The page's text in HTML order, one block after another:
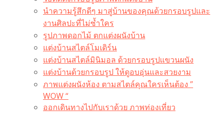
นำความรู้สึกดีๆ มาสู่บ้านของคุณด้วยกรอบรูปและ
งานศิลปะที่ไม่ซ้ำใคร
รูปภาพดอกไม้ ตกแต่งผนังบ้าน
แต่งบ้านสไตล์โมเดิร์น
แต่งบ้านสไตล์มินิมอล ด้วยกรอบรูปแขวนผนัง
แต่งบ้านด้วยกรอบรูป ให้ดูอบอุ่นและสวยงาม
ภาพแต่งผนังห้อง ตามสไตล์คุณใครเห็นต้อง ”
WOW “
ออกเดินทางไปกับเราด้วย ภาพท่องเที่ยว